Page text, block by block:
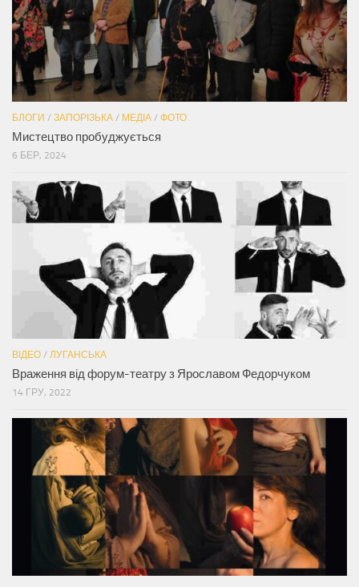
БЛОГИ / ЗАПОРІЗЬКА / МЕДІА / ФОТО
Мистецтво пробуджується
6 БЕР, 2024
ВІДЕО / ЛУГАНСЬКА
Враження від форум-театру з Ярославом Федорчуком
14 ГРУ, 2022